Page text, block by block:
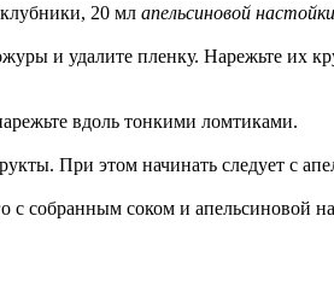
20 мл апельсиновой настойки
и удалите пленку. Нарежьте
вдоль тонкими ломтиками.
При этом начинать следует с
собранным соком и апельсиновой